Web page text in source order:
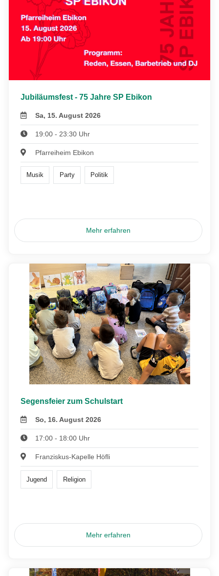
Jubiläumsfest - 75 Jahre SP Ebikon
Sa, 15. August 2026
19:00 - 23:30 Uhr
Pfarreiheim Ebikon
Musik Party Politik
Mehr erfahren
Segensfeier zum Schulstart
So, 16. August 2026
17:00 - 18:00 Uhr
Franziskus-Kapelle Höfli
Jugend Religion
Mehr erfahren